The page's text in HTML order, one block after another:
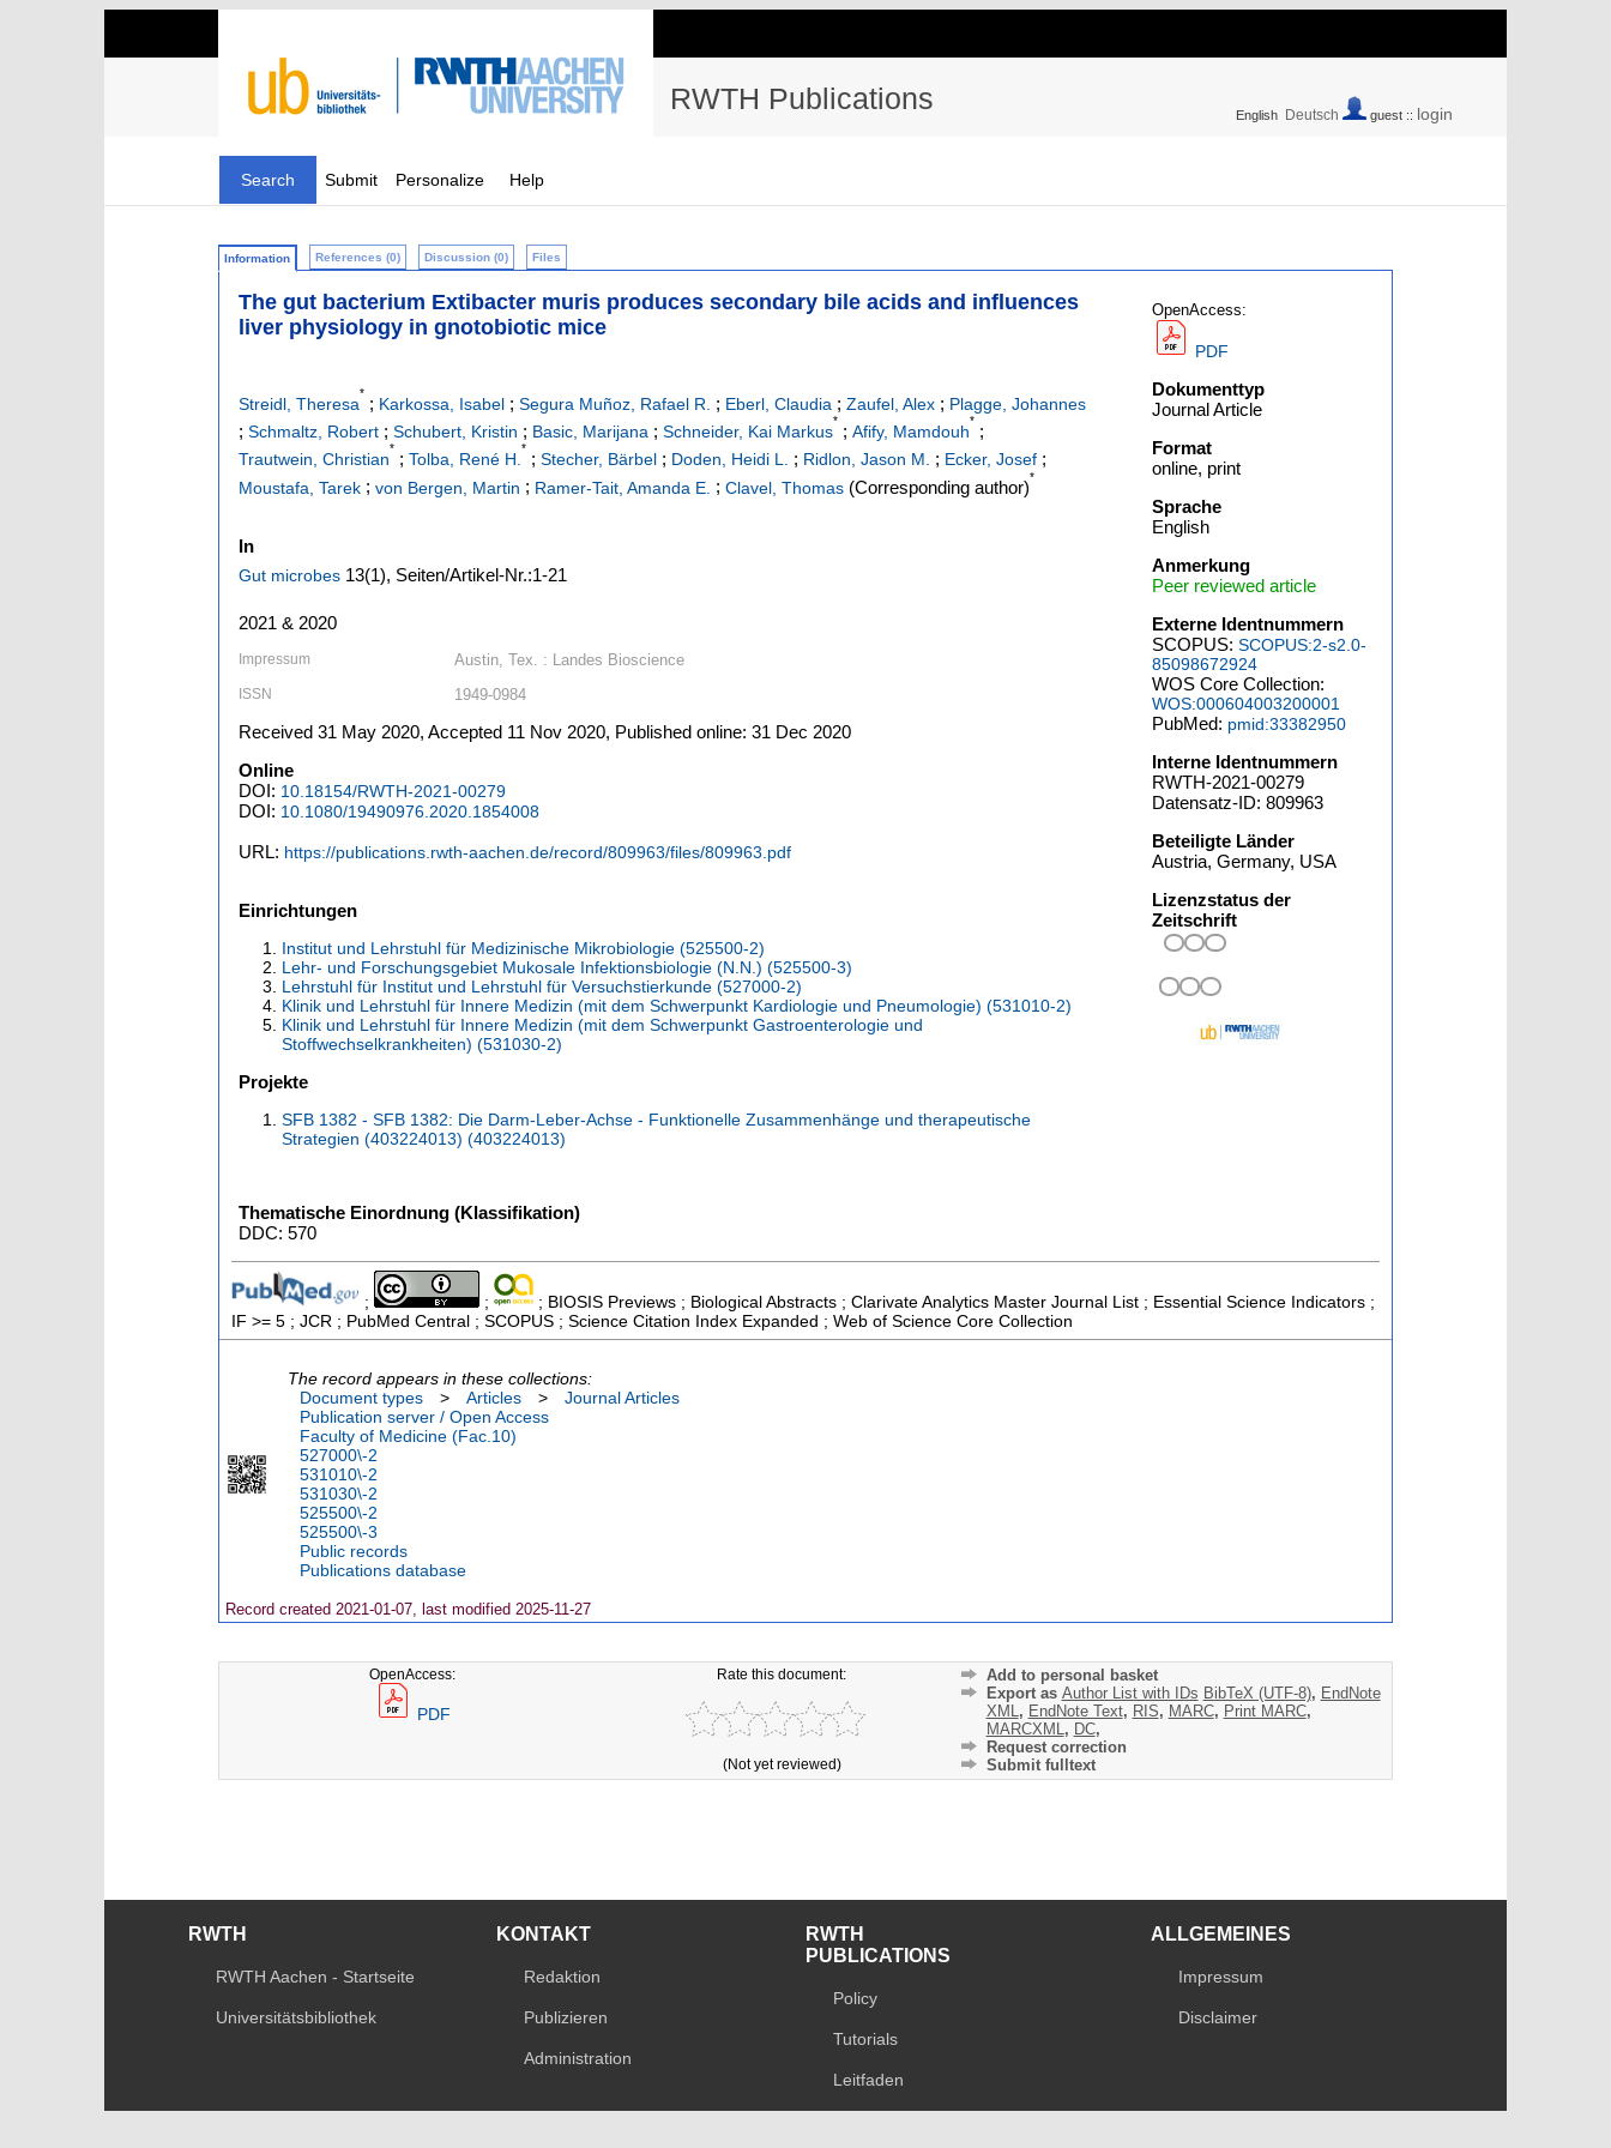
RWTH Publications English Deutsch guest :: login
Search Submit Personalize Help
Information References (0) Discussion (0) Files
The gut bacterium Extibacter muris produces secondary bile acids and influences
liver physiology in gnotobiotic mice
Streidl, Theresa
*
; Karkossa, Isabel ; Segura Muñoz, Rafael R. ; Eberl, Claudia ; Zaufel, Alex ; Plagge, Johannes
; Schmaltz, Robert ; Schubert, Kristin ; Basic, Marijana ; Schneider, Kai Markus
*
; Afify, Mamdouh
*
;
Trautwein, Christian
*
; Tolba, René H.
*
; Stecher, Bärbel ; Doden, Heidi L. ; Ridlon, Jason M. ; Ecker, Josef ;
Moustafa, Tarek ; von Bergen, Martin ; Ramer-Tait, Amanda E. ; Clavel, Thomas (Corresponding author)
*
In
Gut microbes 13(1), Seiten/Artikel-Nr.:1-21
2021 & 2020
Impressum Austin, Tex. : Landes Bioscience
ISSN 1949-0984
Received 31 May 2020, Accepted 11 Nov 2020, Published online: 31 Dec 2020
Online
DOI: 10.18154/RWTH-2021-00279
DOI: 10.1080/19490976.2020.1854008
URL: https://publications.rwth-aachen.de/record/809963/files/809963.pdf
Einrichtungen
Institut und Lehrstuhl für Medizinische Mikrobiologie (525500-2)
Lehr- und Forschungsgebiet Mukosale Infektionsbiologie (N.N.) (525500-3)
Lehrstuhl für Institut und Lehrstuhl für Versuchstierkunde (527000-2)
Klinik und Lehrstuhl für Innere Medizin (mit dem Schwerpunkt Kardiologie und Pneumologie) (531010-2)
Klinik und Lehrstuhl für Innere Medizin (mit dem Schwerpunkt Gastroenterologie und
Stoffwechselkrankheiten) (531030-2)
Projekte
SFB 1382 - SFB 1382: Die Darm-Leber-Achse - Funktionelle Zusammenhänge und therapeutische
Strategien (403224013) (403224013)
Thematische Einordnung (Klassifikation)
DDC: 570
OpenAccess:
PDF
Dokumenttyp
Journal Article
Format
online, print
Sprache
English
Anmerkung
Peer reviewed article
Externe Identnummern
SCOPUS:SCOPUS:2-s2.0-
85098672924
WOS Core Collection:
WOS:000604003200001
PubMed: pmid:33382950
Interne Identnummern
RWTH-2021-00279
Datensatz-ID: 809963
Beteiligte Länder
Austria, Germany, USA
Lizenzstatus der
Zeitschrift
; ;
; BIOSIS Previews ; Biological Abstracts ; Clarivate Analytics Master Journal List ; Essential Science Indicators ;
IF >= 5 ; JCR ; PubMed Central ; SCOPUS ; Science Citation Index Expanded ; Web of Science Core Collection
The record appears in these collections:
Document types
> Articles >
Journal Articles
Publication server / Open Access
Faculty of Medicine (Fac.10)
527000\-2
531010\-2
531030\-2
525500\-2
525500\-3
Public records
Publications database
Record created 2021-01-07, last modified 2025-11-27
OpenAccess:
PDF
Rate this document:
(Not yet reviewed)
Add to personal basket
Export as Author List with IDs BibTeX (UTF-8), EndNote
XML, EndNote Text, RIS, MARC, Print MARC,
MARCXML, DC,
Request correction
Submit fulltext
RWTH
RWTH Aachen - Startseite
Universitätsbibliothek
KONTAKT
Redaktion
Publizieren
Administration
RWTH
PUBLICATIONS
Policy
Tutorials
Leitfaden
ALLGEMEINES
Impressum
Disclaimer